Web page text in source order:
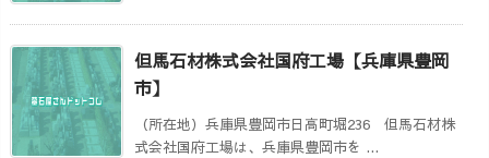
但馬石材株式会社国府工場【兵庫県豊岡
市】
（所在地）兵庫県豊岡市日高町堀236 但馬石材株
式会社国府工場は、兵庫県豊岡市を ...